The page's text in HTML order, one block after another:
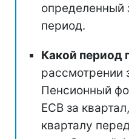
определенный
период.
Какой период
рассмотрении
Пенсионный
ЕСВ за
кварталу